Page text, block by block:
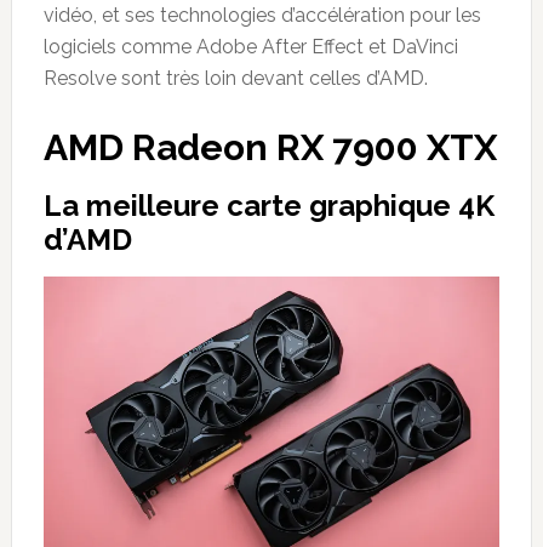
vidéo, et ses technologies d’accélération pour les
logiciels comme Adobe After Effect et DaVinci
Resolve sont très loin devant celles d’AMD.
AMD Radeon RX 7900 XTX
La meilleure carte graphique 4K
d’AMD